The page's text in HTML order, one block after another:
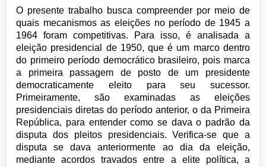
O presente trabalho busca compreender por meio de
quais mecanismos as eleições no período de 1945 a
1964 foram competitivas. Para isso, é analisada a
eleição presidencial de 1950, que é um marco dentro
do primeiro período democrático brasileiro, pois marca
a primeira passagem de posto de um presidente
democraticamente eleito para seu sucessor.
Primeiramente, são examinadas as eleições
presidenciais diretas do período anterior, o da Primeira
República, para entender como se dava o padrão da
disputa dos pleitos presidenciais. Verifica-se que a
disputa se dava anteriormente ao dia da eleição,
mediante acordos travados entre a elite política, a